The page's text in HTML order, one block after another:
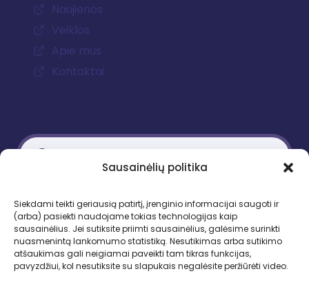
Sausainėlių politika
Siekdami teikti geriausią patirtį, įrenginio informacijai saugoti ir
(arba) pasiekti naudojame tokias technologijas kaip
sausainėlius. Jei sutiksite priimti sausainėlius, galėsime surinkti
nuasmenintą lankomumo statistiką. Nesutikimas arba sutikimo
atšaukimas gali neigiamai paveikti tam tikras funkcijas,
pavyzdžiui, kol nesutiksite su slapukais negalėsite peržiūrėti video.
Naujienos
Veiklos
Apie mus
Kontaktai
Gedimino pr. 51, LT-01109 Vilnius
Tel. +370 683 95403
El. paštas: lbd.sekretore@gmail.com